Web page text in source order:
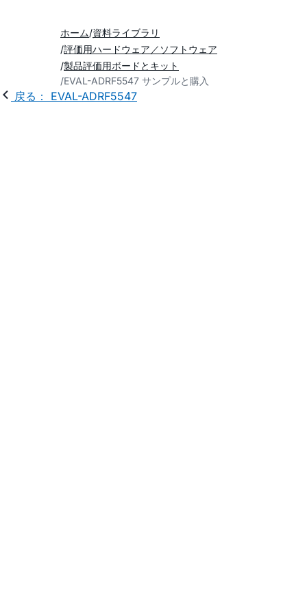
ホーム 資料ライブラリ
評価用ハードウェア／ソフトウェア
製品評価用ボードとキット
EVAL-ADRF5547 サンプルと購入
戻る： EVAL-ADRF5547